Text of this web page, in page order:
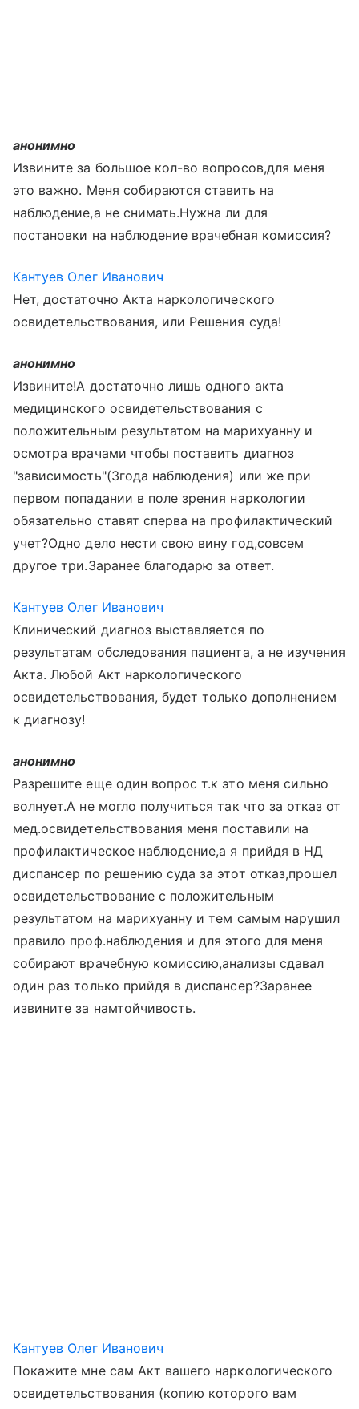
анонимно
Извините за большое кол-во вопросов,для меня
это важно. Меня собираются ставить на
наблюдение,а не снимать.Нужна ли для
постановки на наблюдение врачебная комиссия?
Кантуев Олег Иванович
Нет, достаточно Акта наркологического
освидетельствования, или Решения суда!
анонимно
Извините!А достаточно лишь одного акта
медицинского освидетельствования с
положительным результатом на марихуанну и
осмотра врачами чтобы поставить диагноз
"зависимость"(3года наблюдения) или же при
первом попадании в поле зрения наркологии
обязательно ставят сперва на профилактический
учет?Одно дело нести свою вину год,совсем
другое три.Заранее благодарю за ответ.
Кантуев Олег Иванович
Клинический диагноз выставляется по
результатам обследования пациента, а не изучения
Акта. Любой Акт наркологического
освидетельствования, будет только дополнением
к диагнозу!
анонимно
Разрешите еще один вопрос т.к это меня сильно
волнует.А не могло получиться так что за отказ от
мед.освидетельствования меня поставили на
профилактическое наблюдение,а я прийдя в НД
диспансер по решению суда за этот отказ,прошел
освидетельствование с положительным
результатом на марихуанну и тем самым нарушил
правило проф.наблюдения и для этого для меня
собирают врачебную комиссию,анализы сдавал
один раз только прийдя в диспансер?Заранее
извините за намтойчивость.
Кантуев Олег Иванович
Покажите мне сам Акт вашего наркологического
освидетельствования (копию которого вам